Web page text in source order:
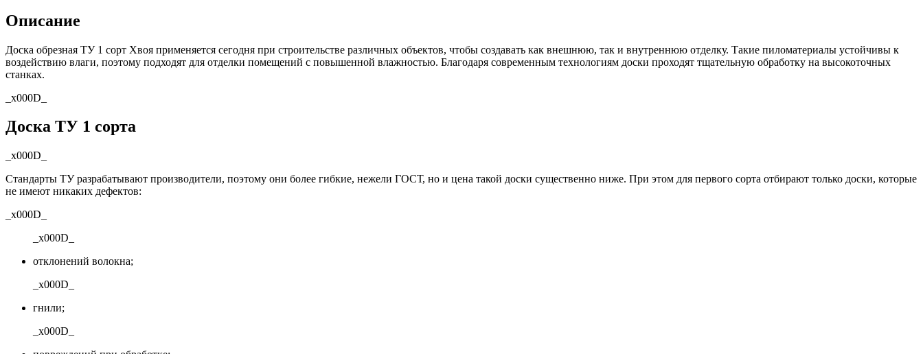
Описание
Доска обрезная ТУ 1 сорт Хвоя применяется сегодня при строительстве различных объектов, чтобы создавать как внешнюю, так и внутреннюю отделку. Такие пиломатериалы устойчивы к
воздействию влаги, поэтому подходят для отделки помещений с повышенной влажностью. Благодаря современным технологиям доски проходят тщательную обработку на высокоточных
станках.
_x000D_
Доска ТУ 1 сорта
_x000D_
Стандарты ТУ разрабатывают производители, поэтому они более гибкие, нежели ГОСТ, но и цена такой доски существенно ниже. При этом для первого сорта отбирают только доски, которые
не имеют никаких дефектов:
_x000D_
_x000D_
отклонений волокна;
_x000D_
гнили;
_x000D_